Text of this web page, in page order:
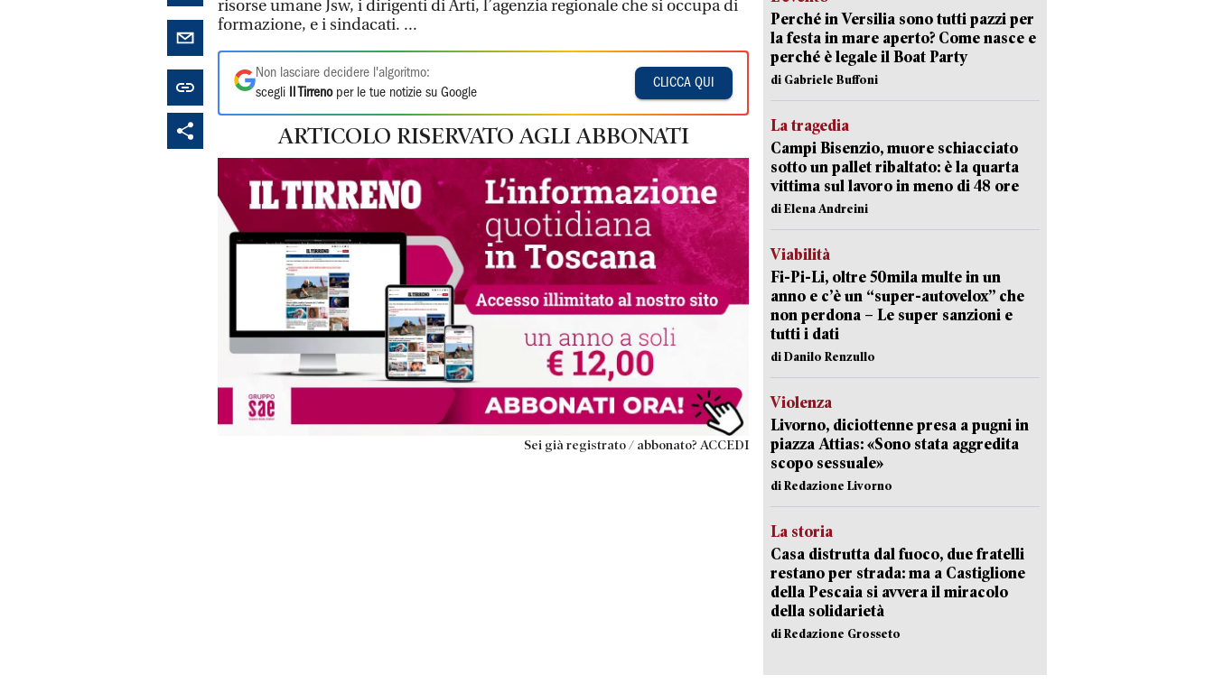
risorse umane Jsw, i dirigenti di Arti, l’agenzia regionale che si occupa di
formazione, e i sindacati. ...
Non lasciare decidere l'algoritmo:
scegli
Il Tirrenoper le tue notizie su Google
CLICCA QUI
ARTICOLO RISERVATO AGLI ABBONATI
Sei già registrato / abbonato? ACCEDI
Perché in Versilia sono tutti pazzi per
la festa in mare aperto? Come nasce e
perché è legale il Boat Party
di Gabriele Buffoni
La tragedia
Campi Bisenzio, muore schiacciato
sotto un pallet ribaltato: è la quarta
vittima sul lavoro in meno di 48 ore
di Elena Andreini
Viabilità
Fi-Pi-Li, oltre 50mila multe in un
anno e c’è un “super-autovelox” che
non perdona – Le super sanzioni e
tutti i dati
di Danilo Renzullo
Violenza
Livorno, diciottenne presa a pugni in
piazza Attias: «Sono stata aggredita
scopo sessuale»
di Redazione Livorno
La storia
Casa distrutta dal fuoco, due fratelli
restano per strada: ma a Castiglione
della Pescaia si avvera il miracolo
della solidarietà
di Redazione Grosseto